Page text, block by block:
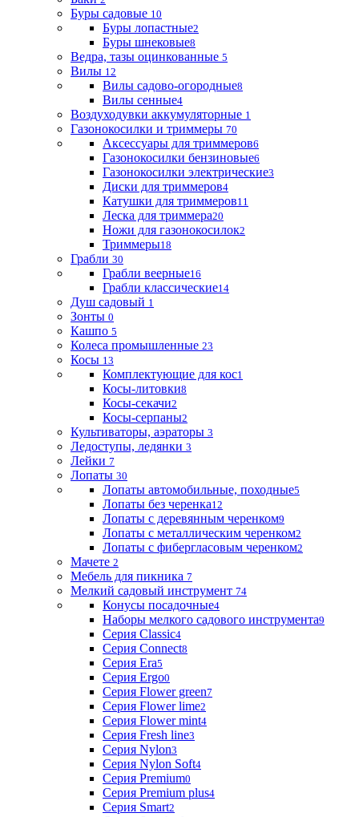
Буры садовые 10
Буры лопастные2
Буры шнековые8
Ведра, тазы оцинкованные 5
Вилы 12
Вилы садово-огородные8
Вилы сенные4
Воздуходувки аккумуляторные 1
Газонокосилки и триммеры 70
Аксессуары для триммеров6
Газонокосилки бензиновые6
Газонокосилки электрические3
Диски для триммеров4
Катушки для триммеров11
Леска для триммера20
Ножи для газонокосилок2
Триммеры18
Грабли 30
Грабли веерные16
Грабли классические14
Душ садовый 1
Зонты 0
Кашпо 5
Колеса промышленные 23
Косы 13
Комплектующие для кос1
Косы-литовки8
Косы-секачи2
Косы-серпаны2
Культиваторы, аэраторы 3
Ледоступы, ледянки 3
Лейки 7
Лопаты 30
Лопаты автомобильные, походные5
Лопаты без черенка12
Лопаты с деревянным черенком9
Лопаты с металлическим черенком2
Лопаты с фибергласовым черенком2
Мачете 2
Мебель для пикника 7
Мелкий садовый инструмент 74
Конусы посадочные4
Наборы мелкого садового инструмента9
Серия Classic4
Серия Connect8
Серия Era5
Серия Ergo0
Серия Flower green7
Серия Flower lime2
Серия Flower mint4
Серия Fresh line3
Серия Nylon3
Серия Nylon Soft4
Серия Premium0
Серия Premium plus4
Серия Smart2